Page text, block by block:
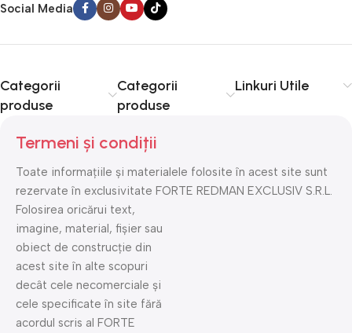
Social Media
Categorii
produse
Categorii
produse
Linkuri Utile
Termeni și condiții
Toate informațiile și materialele folosite în acest site sunt
rezervate în exclusivitate FORTE REDMAN EXCLUSIV S.R.L.
Folosirea oricărui text,
imagine, material, fișier sau
obiect de construcție din
acest site în alte scopuri
decât cele necomerciale și
cele specificate în site fără
acordul scris al FORTE